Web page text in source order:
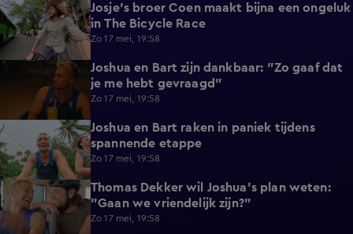
0:23
Josje's broer Coen maakt bijna een ongeluk
in The Bicycle Race
Zo 17 mei, 19:58
Joshua en Bart zijn dankbaar: "Zo gaaf dat
je me hebt gevraagd"
Zo 17 mei, 19:58
5:00
Joshua en Bart raken in paniek tijdens
spannende etappe
Zo 17 mei, 19:58
0:47
Thomas Dekker wil Joshua's plan weten:
"Gaan we vriendelijk zijn?"
Zo 17 mei, 19:58